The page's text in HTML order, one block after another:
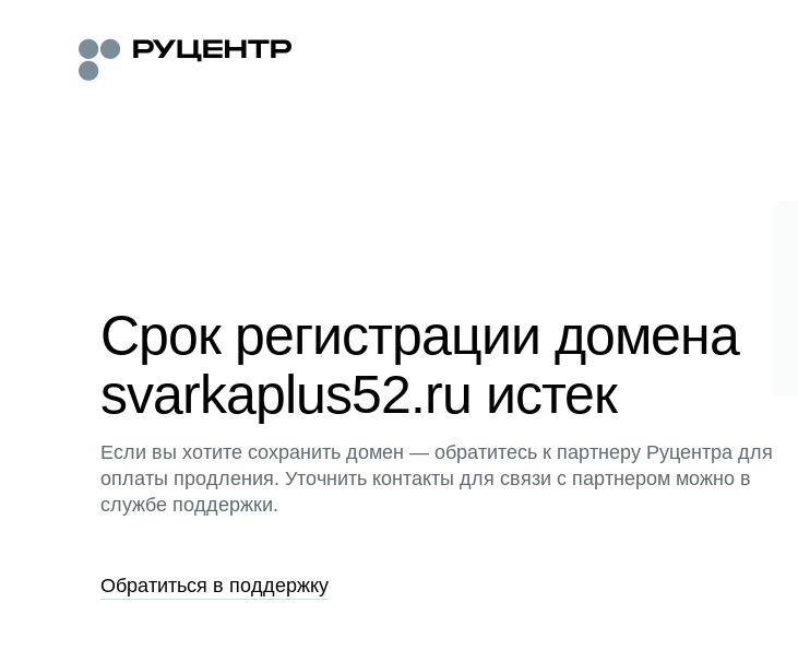
Срок регистрации домена
svarkaplus52.ru истек
Если вы хотите сохранить домен — обратитесь к партнеру Руцентра для
оплаты продления. Уточнить контакты для связи с партнером можно в
службе поддержки.
Обратиться в поддержку